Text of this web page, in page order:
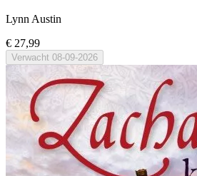
Lynn Austin
€ 27,99
Verwacht 08-09-2026